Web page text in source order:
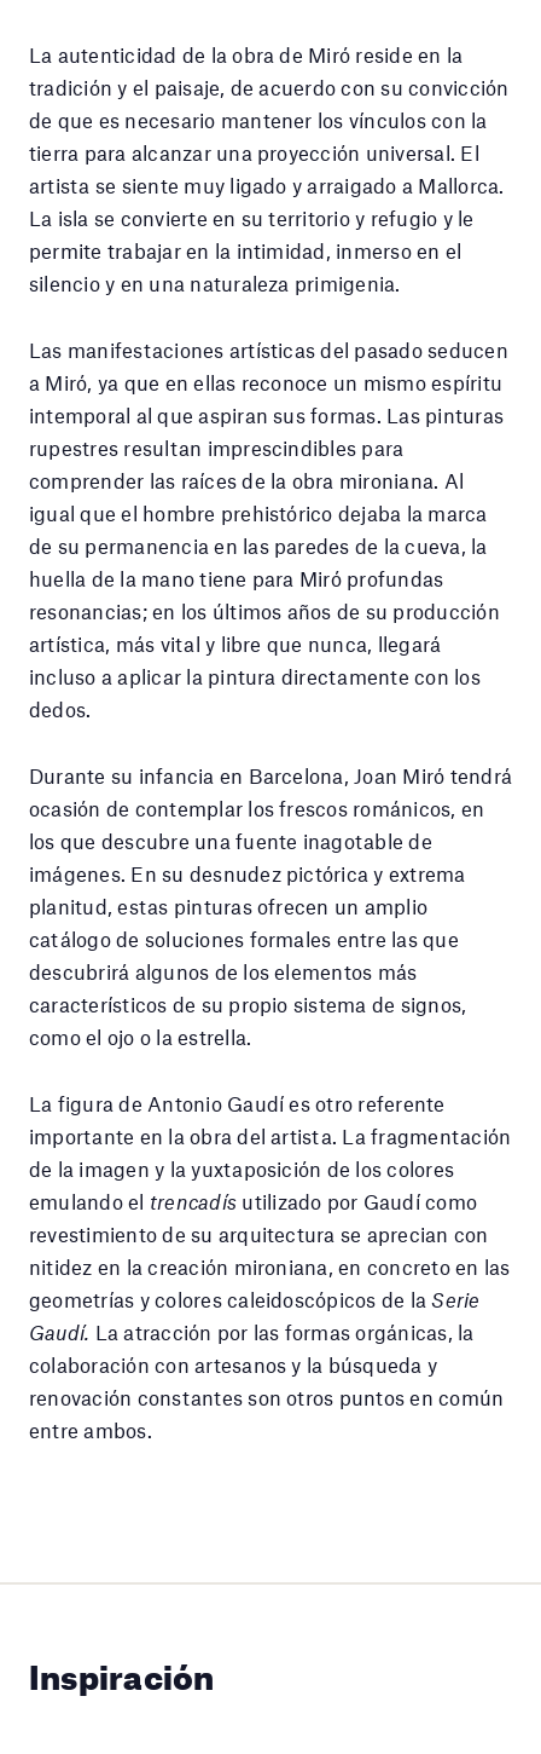
La autenticidad de la obra de Miró reside en la
tradición y el paisaje, de acuerdo con su convicción
de que es necesario mantener los vínculos con la
tierra para alcanzar una proyección universal. El
artista se siente muy ligado y arraigado a Mallorca.
La isla se convierte en su territorio y refugio y le
permite trabajar en la intimidad, inmerso en el
silencio y en una naturaleza primigenia.
Las manifestaciones artísticas del pasado seducen
a Miró, ya que en ellas reconoce un mismo espíritu
intemporal al que aspiran sus formas. Las pinturas
rupestres resultan imprescindibles para
comprender las raíces de la obra mironiana. Al
igual que el hombre prehistórico dejaba la marca
de su permanencia en las paredes de la cueva, la
huella de la mano tiene para Miró profundas
resonancias; en los últimos años de su producción
artística, más vital y libre que nunca, llegará
incluso a aplicar la pintura directamente con los
dedos.
Durante su infancia en Barcelona, Joan Miró tendrá
ocasión de contemplar los frescos románicos, en
los que descubre una fuente inagotable de
imágenes. En su desnudez pictórica y extrema
planitud, estas pinturas ofrecen un amplio
catálogo de soluciones formales entre las que
descubrirá algunos de los elementos más
característicos de su propio sistema de signos,
como el ojo o la estrella.
La figura de Antonio Gaudí es otro referente
importante en la obra del artista. La fragmentación
de la imagen y la yuxtaposición de los colores
emulando el trencadís utilizado por Gaudí como
revestimiento de su arquitectura se aprecian con
nitidez en la creación mironiana, en concreto en las
geometrías y colores caleidoscópicos de laSerie
Gaudí. La atracción por las formas orgánicas, la
colaboración con artesanos y la búsqueda y
renovación constantes son otros puntos en común
entre ambos.
Inspiración